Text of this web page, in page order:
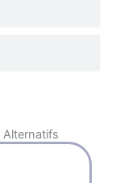
Alternatifs